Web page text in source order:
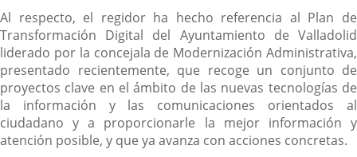
Al respecto, el regidor ha hecho referencia al Plan de
Transformación Digital del Ayuntamiento de Valladolid
liderado por la concejala de Modernización Administrativa,
presentado recientemente, que recoge un conjunto de
proyectos clave en el ámbito de las nuevas tecnologías de
la información y las comunicaciones orientados al
ciudadano y a proporcionarle la mejor información y
atención posible, y que ya avanza con acciones concretas.